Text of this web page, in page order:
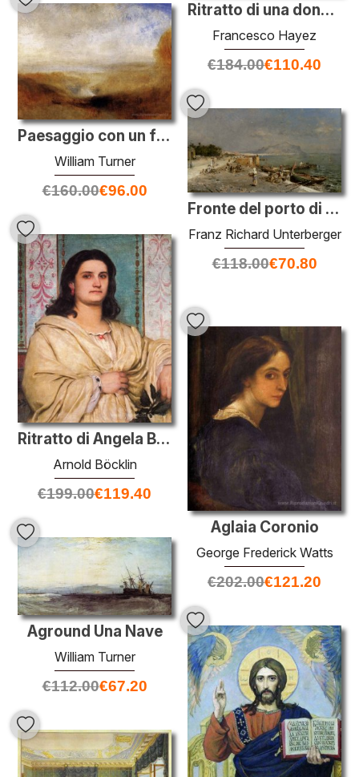
Ritratto di una donna veneziana
Francesco Hayez
€184.00€110.40
Paesaggio con un fiume e una baia in background
William Turner
€160.00€96.00
Fronte del porto di Palermo
Franz Richard Unterberger
€118.00€70.80
Ritratto di Angela B?cklin come muse
Arnold Böcklin
€199.00€119.40
Aglaia Coronio
George Frederick Watts
€202.00€121.20
Aground Una Nave
William Turner
€112.00€67.20